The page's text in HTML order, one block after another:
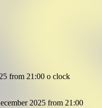
from 21:00 o clock
2025 from 21:00